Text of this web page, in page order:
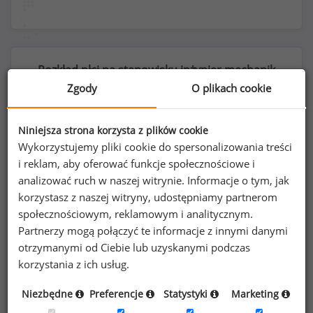
Rozkład płci na stanowisku inżynier mechanik
11%
Kobiety
8
89%
Mężczyźni
65
Zgody O plikach cookie
Niniejsza strona korzysta z plików cookie
Wykorzystujemy pliki cookie do spersonalizowania treści
i reklam, aby oferować funkcje społecznościowe i
analizować ruch w naszej witrynie. Informacje o tym, jak
korzystasz z naszej witryny, udostępniamy partnerom
społecznościowym, reklamowym i analitycznym.
Partnerzy mogą połączyć te informacje z innymi danymi
otrzymanymi od Ciebie lub uzyskanymi podczas
korzystania z ich usług.
Niezbędne Preferencje Statystyki Marketing